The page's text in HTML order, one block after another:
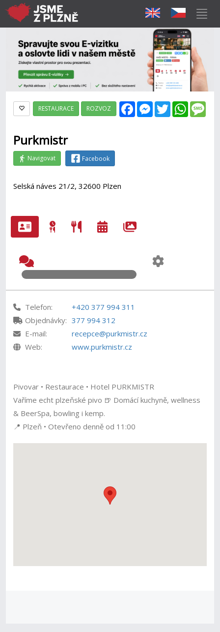
FacebookMessenger
Twitter
RESTAURACE ROZVOZ
Purkmistr
Navigovat Facebook
Selská náves 21/2, 32600 Plzen
Telefon:
+420 377 994 311
Objednávky: 377 994 312
E-mail:
recepce@purkmistr.cz
Web:
www.purkmistr.cz
Pivovar • Restaurace • Hotel PURKMISTR
Vaříme echt plzeňské pivo 🍺 Domácí kuchyně, wellness
& BeerSpa, bowling i kemp.
📍 Plzeň • Otevřeno denně od 11:00